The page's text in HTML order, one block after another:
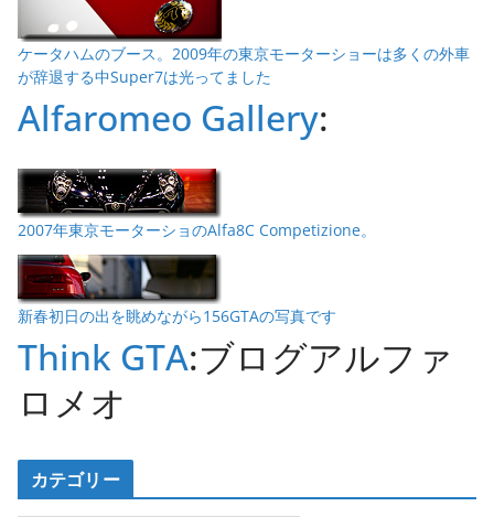
ケータハムのブース。2009年の東京モーターショーは多くの外車
が辞退する中Super7は光ってました
Alfaromeo Gallery:
2007年東京モーターショのAlfa8C Competizione。
新春初日の出を眺めながら156GTAの写真です
Think GTA:ブログアルファ
ロメオ
カテゴリー